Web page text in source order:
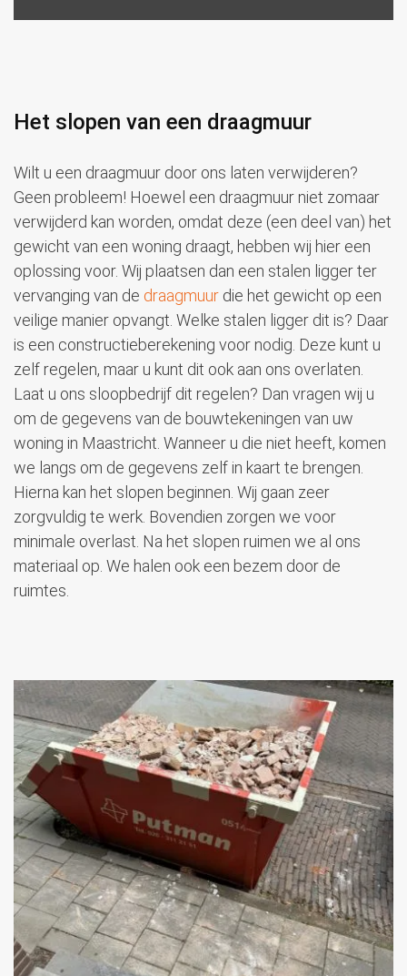
Het slopen van een draagmuur
Wilt u een draagmuur door ons laten verwijderen?
Geen probleem! Hoewel een draagmuur niet zomaar
verwijderd kan worden, omdat deze (een deel van) het
gewicht van een woning draagt, hebben wij hier een
oplossing voor. Wij plaatsen dan een stalen ligger ter
vervanging van de draagmuur die het gewicht op een
veilige manier opvangt. Welke stalen ligger dit is? Daar
is een constructieberekening voor nodig. Deze kunt u
zelf regelen, maar u kunt dit ook aan ons overlaten.
Laat u ons sloopbedrijf dit regelen? Dan vragen wij u
om de gegevens van de bouwtekeningen van uw
woning in Maastricht. Wanneer u die niet heeft, komen
we langs om de gegevens zelf in kaart te brengen.
Hierna kan het slopen beginnen. Wij gaan zeer
zorgvuldig te werk. Bovendien zorgen we voor
minimale overlast. Na het slopen ruimen we al ons
materiaal op. We halen ook een bezem door de
ruimtes.